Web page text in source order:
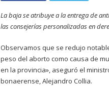
La baja se atribuye a la entrega de
las consejerías personalizadas en
Observamos que se redujo
peso del aborto como causa de
en la provincia», aseguró el
bonaerense, Alejandro Collia.